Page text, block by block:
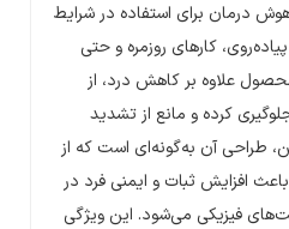
درمان برای استفاده در شرایط
کارهای روزمره و حتی
علاوه بر کاهش درد، از
کرده و مانع از تشدید
طراحی آن به‌گونه‌ای است که از
افزایش ثبات و ایمنی فرد در
فیزیکی می‌شود. این ویژگی